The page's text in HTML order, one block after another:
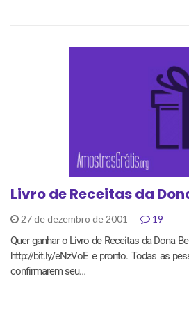
Livro de Receitas da
27 de dezembro de 2001 19
Quer ganhar o Livro de Receitas da Dona
http://bit.ly/eNzVoE e pronto. Todas as
confirmarem seu…